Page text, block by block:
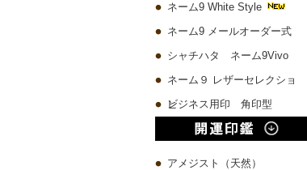
ネーム9 White Style
ネーム9 メールオーダー式
シャチハタ ネーム9Vivo
ネーム９ レザーセレクショ
ン
ビジネス用印 角印型
アメジスト（天然）